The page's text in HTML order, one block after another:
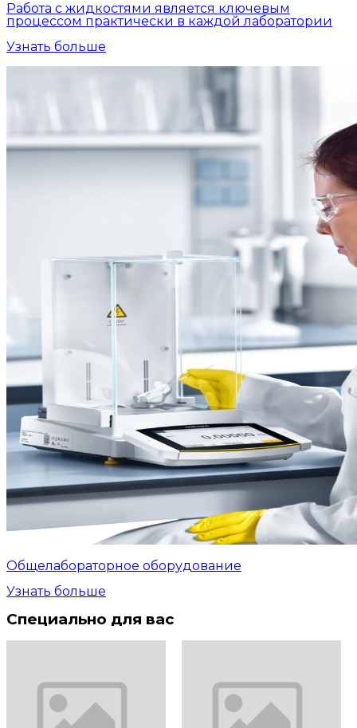
Работа с жидкостями является ключевым
процессом практически в каждой лаборатории
Узнать больше
Общелабораторное оборудование
Узнать больше
Специально для вас